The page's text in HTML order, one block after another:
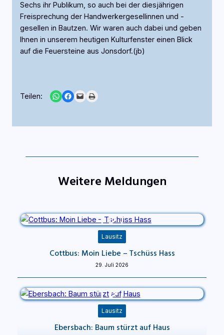
Sechs ihr Publikum, so auch bei der diesjährigen
Freisprechung der Handwerkergesellinnen und -
gesellen in Bautzen. Wir waren auch dabei und geben
Ihnen in unserem heutigen Kulturfenster einen Blick
auf die Feuersteine aus Jonsdorf.(jb)
Teilen: Share on WhatsApp
Share on Facebook
Email this PagePrint this Page
Weitere Meldungen
Lausitz
Cottbus: Moin Liebe – Tschüss Hass
29. Juli 2026
Lausitz
Ebersbach: Baum stürzt auf Haus